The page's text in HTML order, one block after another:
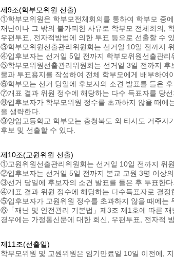
제9조(학부모위원 선출)
①학부모위원은 학부모전체회의를 통하여 학부모 중
재난이나 그 밖의 불가피한 사유로 학부모 전체회의,
우편투표, 전자적방법에 의한 투표 등으로 선출할 수
③학부모위원선출관리위원회는 선거일 10일 전까지
④입후보자는 선거일 5일 전까지 학부모위원선출관리
⑤학부모위원선출관리위원회는 선거일 3일 전까지
물과 투표용지를 작성하여 전체 학부모에게 배부하여
⑥학부모는 선거 당일에 후보자의 소견 발표를 들은 후
⑦개표 결과 위원 정수에 해당하는 다수 득표자를 당
⑧입후보자가 학부모위원 정수를 초과하지 않을 때에
을 생략한다.
⑨양업고등학교 학부모는 충청북도 외 타시도 거주
후보 및 선출할 수 있다.
제10조(교원위원 선출)
①교원위원선출관리위원회는 선거일 10일 전까지 위
②입후보자는 선거일 5일 전까지 본교 교원 3명 이상
③선거 당일에 후보자의 소견 발표를 들은 후 투표한다.
④개표 결과 위원 정수에 해당하는 다수득표자로 결정
⑤입후보자가 교원위원 정수를 초과하지 않을 때에는
⑥「재난 및 안전관리 기본법」제3조 제1호에 따른
경우에는 가정통신문에 대한 회신, 우편투표, 전자적
제11조(선출일)
학부모위원 및 교원위원은 임기만료일 10일 이전에,